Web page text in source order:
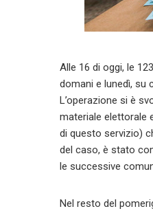
Alle 16 di oggi, le
domani e lunedì, su
L’operazione si è
materiale elettorale
di questo servizio)
del caso, è stato
le successive
Nel resto del